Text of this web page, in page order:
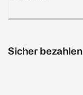
Sicher bezahlen